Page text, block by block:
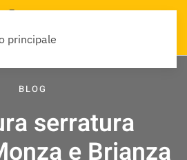
principale
BLOG
serratura
e Brianza